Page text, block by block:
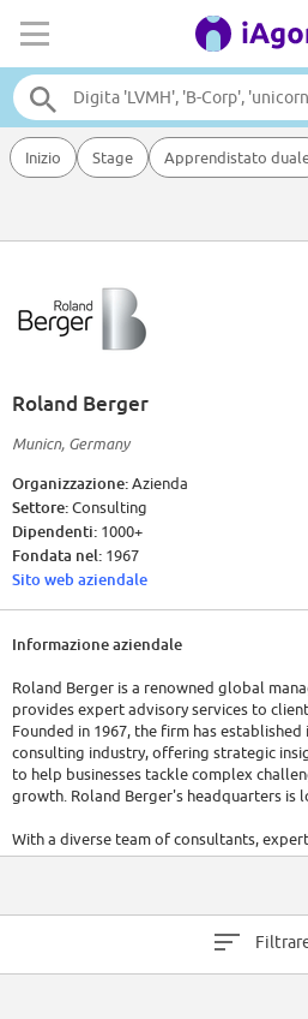
Inizio Stage Apprendistato
Roland Berger
Municn, Germany
Organizzazione:Azienda
Settore:Consulting
Dipendenti: 1000+
Fondata nel: 1967
Sito web aziendale
Informazione aziendale
Roland Berger is a renowned global
provides expert advisory services to
Founded in 1967, the firm has
consulting industry, offering strategic
to help businesses tackle complex
growth. Roland Berger's headquarters is
With a diverse team of consultants,
Roland Berger operates in more than 50